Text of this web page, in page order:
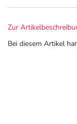
Zur
Bei diesem Artikel